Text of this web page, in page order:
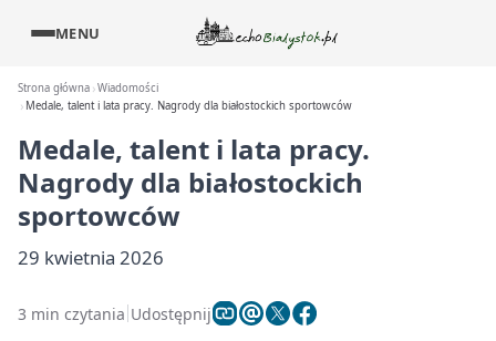
MENU
Strona główna Wiadomości
Medale, talent i lata pracy. Nagrody dla białostockich sportowców
Medale, talent i lata pracy.
Nagrody dla białostockich
sportowców
29 kwietnia 2026
3 min czytania Udostępnij